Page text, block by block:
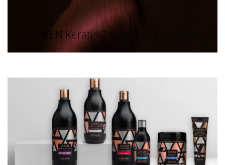
QUEEN Keratin Treatment Υπηρεσία